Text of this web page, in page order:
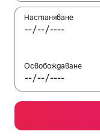
Настаняване
Освобождаване